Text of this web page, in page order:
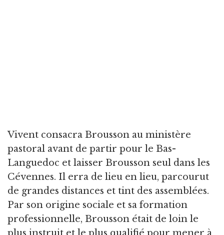
Vivent consacra Brousson au ministère
pastoral avant de partir pour le Bas-
Languedoc et laisser Brousson seul dans les
Cévennes. Il erra de lieu en lieu, parcourut
de grandes distances et tint des assemblées.
Par son origine sociale et sa formation
professionnelle, Brousson était de loin le